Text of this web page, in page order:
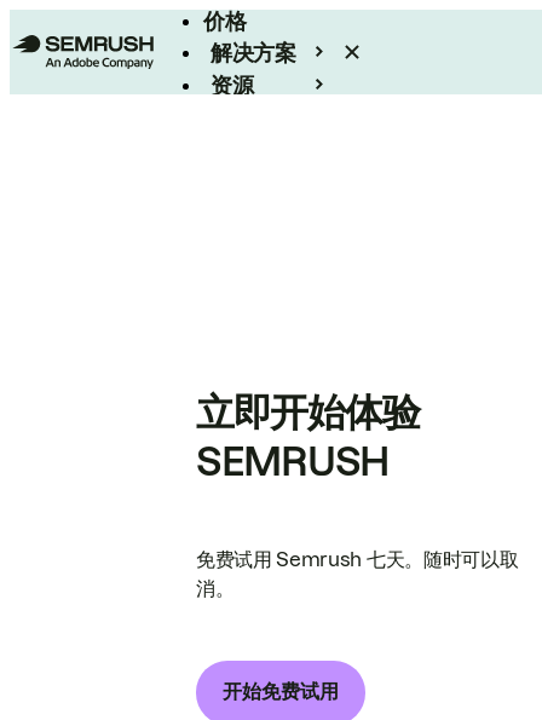
价格
解决方案
资源
立即开始体验
SEMRUSH
免费试用 Semrush 七天。随时可以取
消。
开始免费试用